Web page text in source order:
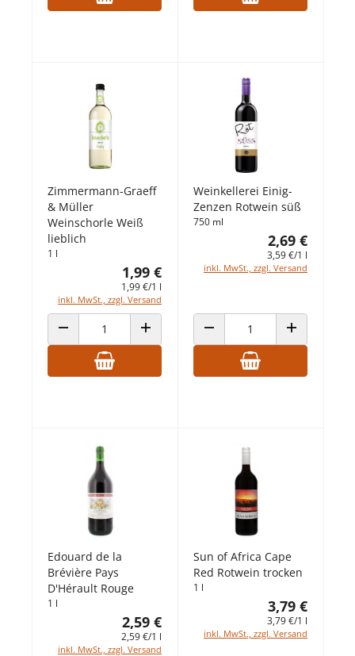
Zimmermann-Graeff
& Müller
Weinschorle Weiß
lieblich
1 l
1,99 €
1,99 €/1 l
inkl. MwSt., zzgl. Versand
ANZAHL VERRINGERNANZAHL ERHÖHEN
Weinkellerei Einig-
Zenzen Rotwein süß
750 ml
2,69 €
3,59 €/1 l
inkl. MwSt., zzgl. Versand
ANZAHL VERRINGERNANZAHL
Edouard de la
Brévière Pays
D'Hérault Rouge
1 l
2,59 €
2,59 €/1 l
inkl. MwSt., zzgl. Versand
Sun of Africa Cape
Red Rotwein trocken
1 l
3,79 €
3,79 €/1 l
inkl. MwSt., zzgl. Versand